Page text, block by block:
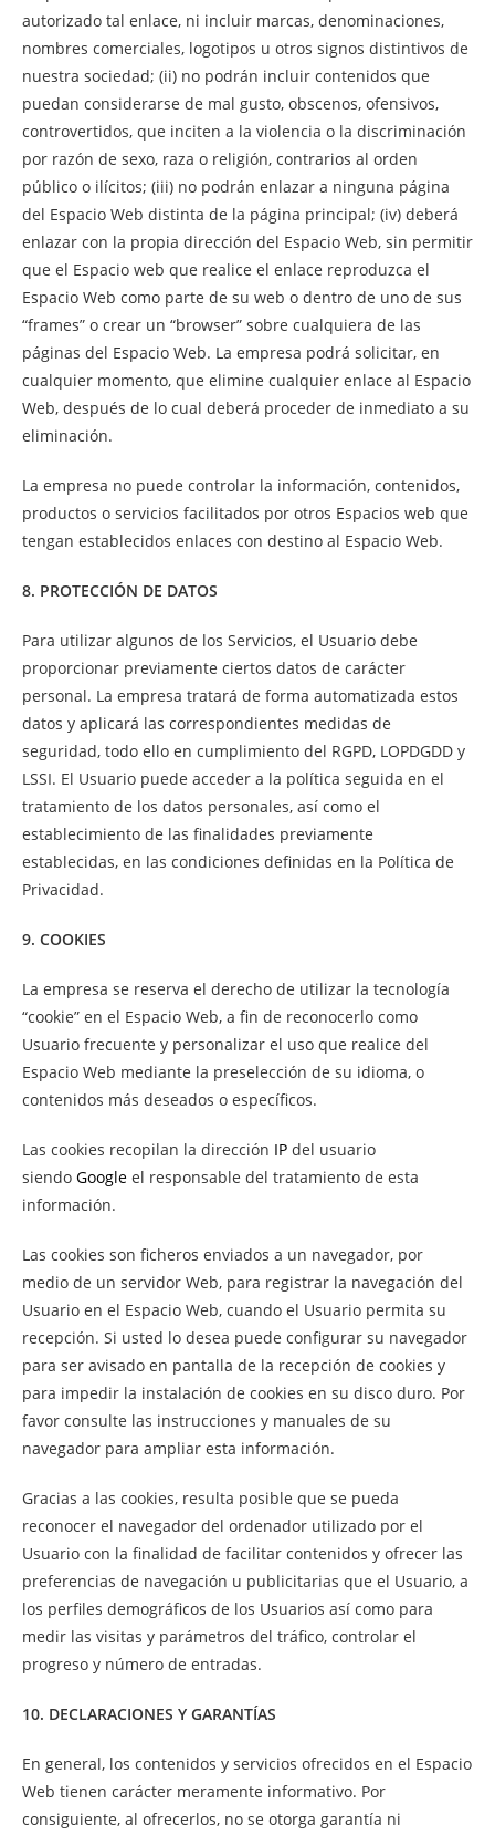
autorizado tal enlace, ni incluir marcas, denominaciones,
nombres comerciales, logotipos u otros signos distintivos de
nuestra sociedad; (ii) no podrán incluir contenidos que
puedan considerarse de mal gusto, obscenos, ofensivos,
controvertidos, que inciten a la violencia o la discriminación
por razón de sexo, raza o religión, contrarios al orden
público o ilícitos; (iii) no podrán enlazar a ninguna página
del Espacio Web distinta de la página principal; (iv) deberá
enlazar con la propia dirección del Espacio Web, sin permitir
que el Espacio web que realice el enlace reproduzca el
Espacio Web como parte de su web o dentro de uno de sus
“frames” o crear un “browser” sobre cualquiera de las
páginas del Espacio Web. La empresa podrá solicitar, en
cualquier momento, que elimine cualquier enlace al Espacio
Web, después de lo cual deberá proceder de inmediato a su
eliminación.
La empresa no puede controlar la información, contenidos,
productos o servicios facilitados por otros Espacios web que
tengan establecidos enlaces con destino al Espacio Web.
8. PROTECCIÓN DE DATOS
Para utilizar algunos de los Servicios, el Usuario debe
proporcionar previamente ciertos datos de carácter
personal. La empresa tratará de forma automatizada estos
datos y aplicará las correspondientes medidas de
seguridad, todo ello en cumplimiento del RGPD, LOPDGDD y
LSSI. El Usuario puede acceder a la política seguida en el
tratamiento de los datos personales, así como el
establecimiento de las finalidades previamente
establecidas, en las condiciones definidas en la Política de
Privacidad.
9. COOKIES
La empresa se reserva el derecho de utilizar la tecnología
“cookie” en el Espacio Web, a fin de reconocerlo como
Usuario frecuente y personalizar el uso que realice del
Espacio Web mediante la preselección de su idioma, o
contenidos más deseados o específicos.
Las cookies recopilan la dirección IP del usuario
siendo Google el responsable del tratamiento de esta
información.
Las cookies son ficheros enviados a un navegador, por
medio de un servidor Web, para registrar la navegación del
Usuario en el Espacio Web, cuando el Usuario permita su
recepción. Si usted lo desea puede configurar su navegador
para ser avisado en pantalla de la recepción de cookies y
para impedir la instalación de cookies en su disco duro. Por
favor consulte las instrucciones y manuales de su
navegador para ampliar esta información.
Gracias a las cookies, resulta posible que se pueda
reconocer el navegador del ordenador utilizado por el
Usuario con la finalidad de facilitar contenidos y ofrecer las
preferencias de navegación u publicitarias que el Usuario, a
los perfiles demográficos de los Usuarios así como para
medir las visitas y parámetros del tráfico, controlar el
progreso y número de entradas.
10. DECLARACIONES Y GARANTÍAS
En general, los contenidos y servicios ofrecidos en el Espacio
Web tienen carácter meramente informativo. Por
consiguiente, al ofrecerlos, no se otorga garantía ni